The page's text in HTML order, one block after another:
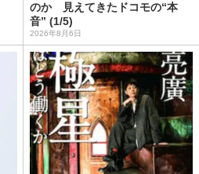
のか 見えてきたドコモの“本
音” (1/5)
2026年8月6日